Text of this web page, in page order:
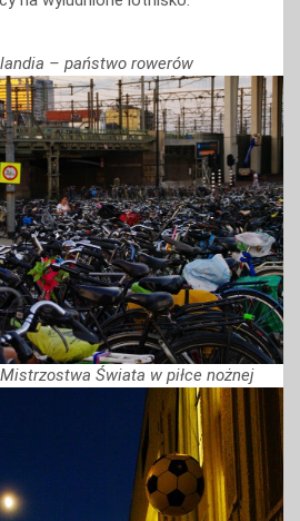
– państwo rowerów
Świata w piłce nożnej